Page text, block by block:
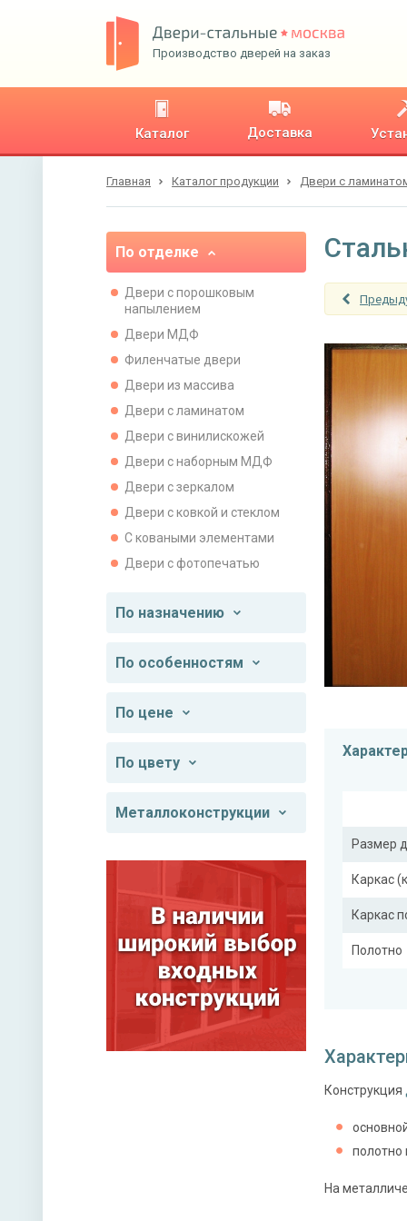
Производство дверей на заказ
Каталог Доставка
Главная Каталог продукции Двери с
По отделке
Двери с порошковым
напылением
Двери МДФ
Филенчатые двери
Двери из массива
Двери с ламинатом
Двери с винилискожей
Двери с наборным МДФ
Двери с зеркалом
Двери с ковкой и стеклом
С коваными элементами
Двери с фотопечатью
По назначению
По особенностям
По цене
По цвету
Металлоконструкции
Размер
Каркас
Каркас
Полотно
Отделка
Конструкция
полотно
На